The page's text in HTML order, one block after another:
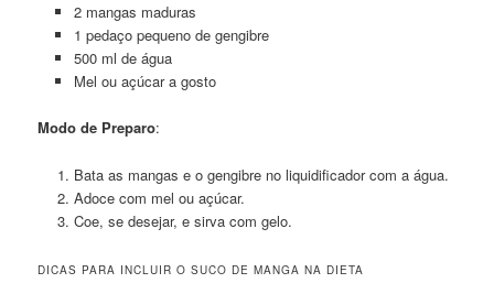
2 mangas maduras
1 pedaço pequeno de gengibre
500 ml de água
Mel ou açúcar a gosto
Modo de Preparo:
Bata as mangas e o gengibre no liquidificador com a água.
Adoce com mel ou açúcar.
Coe, se desejar, e sirva com gelo.
DICAS PARA INCLUIR O SUCO DE MANGA NA DIETA